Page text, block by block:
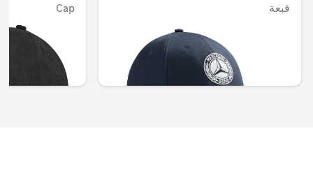
قبعة
AED 176.40
Cap
AED 117.60